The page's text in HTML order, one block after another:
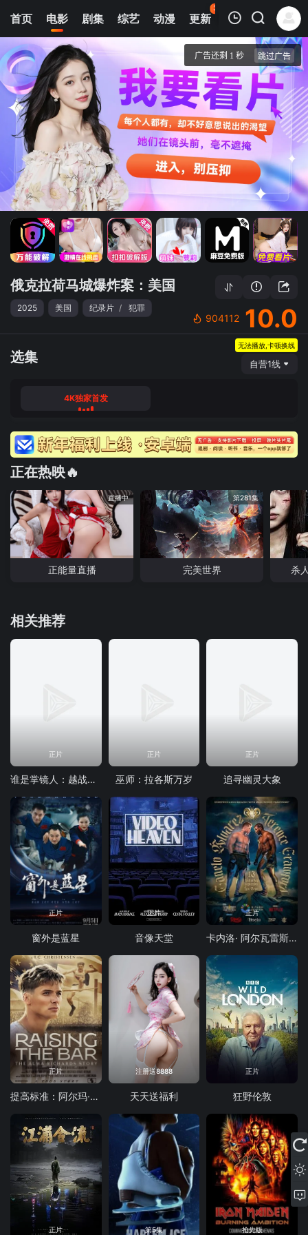
首页 电影 剧集 综艺 动漫 更新
37
热榜 APP
我的观影记录
4K独家首发
俄克拉荷马城爆炸案：美国恐袭
清空
俄克拉荷马城爆炸案：美国
2025 美国 纪录片 / 犯罪
904112 10.0
选集
无法播放,卡顿换线
自营1线
4K独家首发
正在热映🔥
直播中
正能量直播
第281集
完美世界 杀
相关推荐
正片
谁是掌镜人：越战经典照片之谜
正片
巫师：拉各斯万岁
正片
追寻幽灵大象
正片
窗外是蓝星
正片
音像天堂
正片
卡内洛· 阿尔瓦雷斯 vs 特伦斯·克劳福德
正片
提高标准：阿尔玛·理查兹的故事
注册送8888
天天送福利
正片
狂野伦敦
正片 第5集 抢先版